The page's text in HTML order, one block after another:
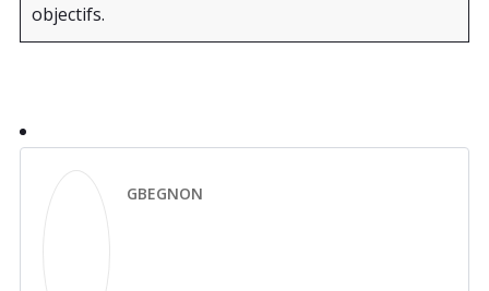
objectifs.
GBEGNON